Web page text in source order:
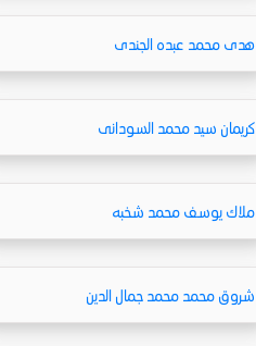
هدى محمد عبده الجندى
كريمان سيد محمد السودانى
ملاك يوسف محمد شخبه
شروق محمد محمد جمال الدين